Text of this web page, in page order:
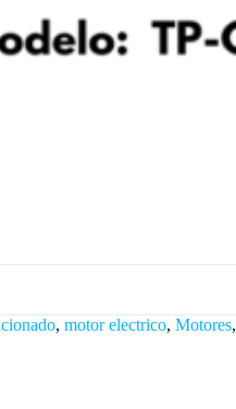
, motor electrico, Motores,